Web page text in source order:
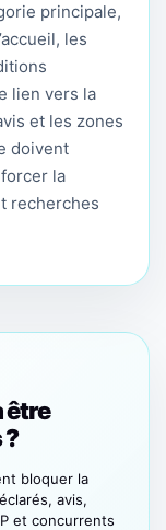
principale,
les
lien vers la
et les zones
doivent
la
recherches
être
?
bloquer la
avis,
et concurrents